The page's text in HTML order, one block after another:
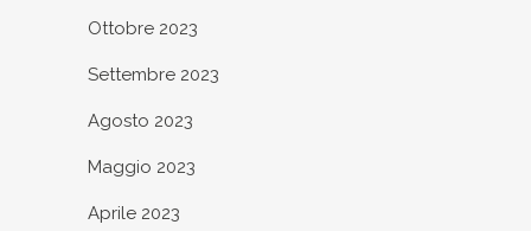
Ottobre 2023
Settembre 2023
Agosto 2023
Maggio 2023
Aprile 2023